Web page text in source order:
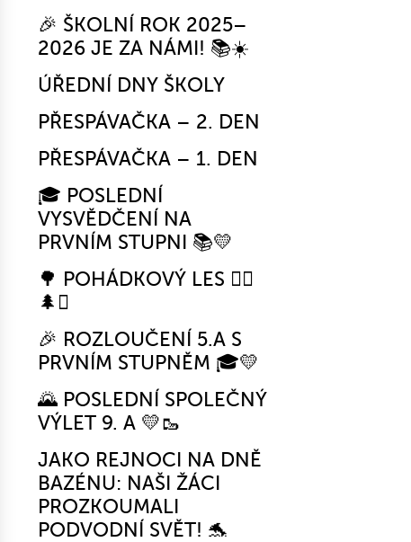
🎉 ŠKOLNÍ ROK 2025–
2026 JE ZA NÁMI! 📚☀️
ÚŘEDNÍ DNY ŠKOLY
PŘESPÁVAČKA – 2. DEN
PŘESPÁVAČKA – 1. DEN
🎓 POSLEDNÍ
VYSVĚDČENÍ NA
PRVNÍM STUPNI 📚💛
🌳 POHÁDKOVÝ LES 🧚‍♀️
🌲✨
🎉 ROZLOUČENÍ 5.A S
PRVNÍM STUPNĚM 🎓💛
🌄 POSLEDNÍ SPOLEČNÝ
VÝLET 9. A 💛🥾
JAKO REJNOCI NA DNĚ
BAZÉNU: NAŠI ŽÁCI
PROZKOUMALI
PODVODNÍ SVĚT! 🐬